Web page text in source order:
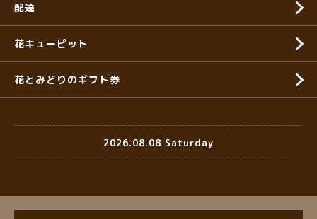
配達
花キューピット
花とみどりのギフト券
2026.08.08 Saturday